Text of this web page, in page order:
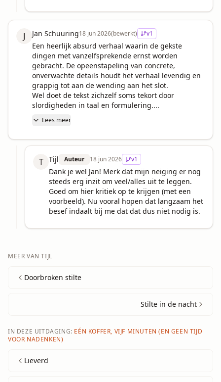
J Jan Schuuring18 jun 2026(bewerkt) v1
Een heerlijk absurd verhaal waarin de gekste
dingen met vanzelfsprekende ernst worden
gebracht. De opeenstapeling van concrete,
onverwachte details houdt het verhaal levendig en
grappig tot aan de wending aan het slot.
Wel doet de tekst zichzelf soms tekort door
slordigheden in taal en formulering....
Lees meer
T Tijl Auteur 18 jun 2026 v1
Dank je wel Jan! Merk dat mijn neiging er nog
steeds erg inzit om veel/alles uit te leggen.
Goed om hier kritiek op te krijgen (met een
voorbeeld). Nu vooral hopen dat langzaam het
besef indaalt bij me dat dat dus niet nodig is.
MEER VANTIJL
Doorbroken stilte
Stilte in de nacht
IN DEZE UITDAGING: EÉN KOFFER, VIJF MINUTEN (EN GEEN TIJD
VOOR NADENKEN)
Lieverd